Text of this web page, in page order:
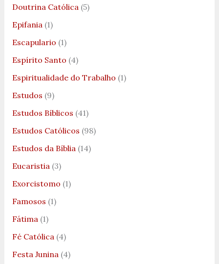
Doutrina Católica (5)
Epifania (1)
Escapulario (1)
Espírito Santo (4)
Espiritualidade do Trabalho (1)
Estudos (9)
Estudos Bíblicos (41)
Estudos Católicos (98)
Estudos da Bíblia (14)
Eucaristia (3)
Exorcistomo (1)
Famosos (1)
Fátima (1)
Fé Católica (4)
Festa Junina (4)